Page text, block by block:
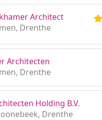
Architect
Drenthe
Architecten
Drenthe
Holding B.V.
Drenthe